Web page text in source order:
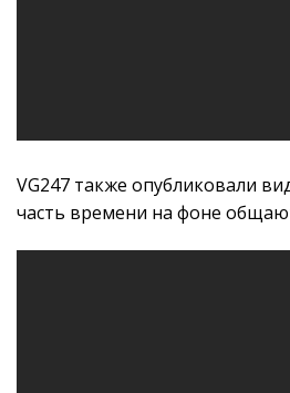
VG247 также опубликовали
часть времени на фоне